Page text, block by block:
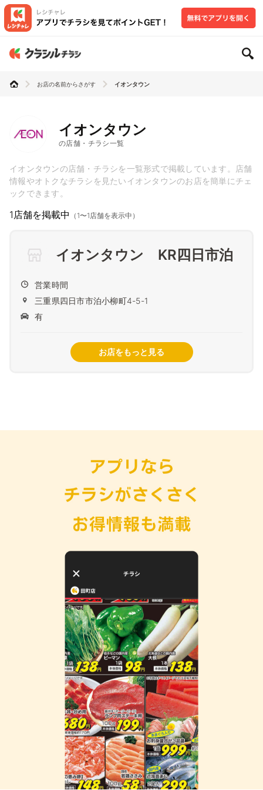
お店の名前からさがす イオンタウン
イオンタウン
の店舗・チラシ一覧
イオンタウンの店舗・チラシを一覧形式で掲載しています。店舗
情報やオトクなチラシを見たいイオンタウンのお店を簡単にチェ
ックできます。
1店舗を掲載中 （1〜1店舗を表示中）
イオンタウン KR四日市泊
営業時間
三重県四日市市泊小柳町4-5-1
有
お店をもっと見る